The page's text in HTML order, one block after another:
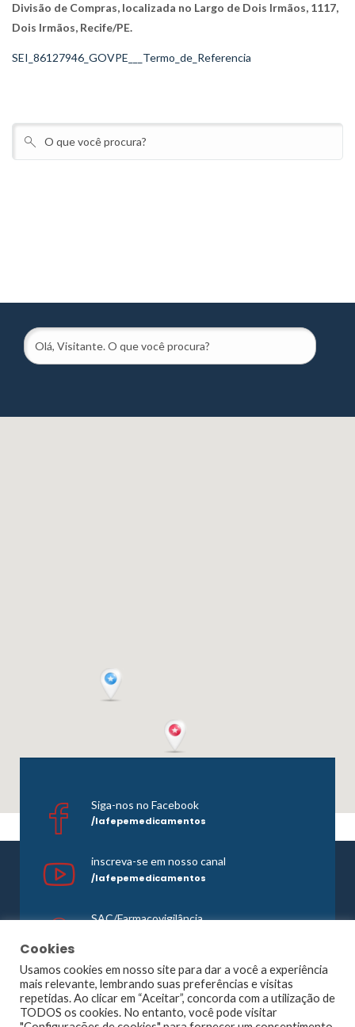
Divisão de Compras, localizada no Largo de Dois Irmãos, 1117,
Dois Irmãos, Recife/PE.
SEI_86127946_GOVPE___Termo_de_Referencia
Siga-nos no Facebook
/lafepemedicamentos
inscreva-se em nosso canal
/lafepemedicamentos
SAC/Farmacovigilância
©1965 - 2026 Todos os direitos reservados. Lafepe |
Wordpress Optimized byAgência Planner
Cookies
Usamos cookies em nosso site para dar a você a experiência
mais relevante, lembrando suas preferências e visitas
repetidas. Ao clicar em “Aceitar”, concorda com a utilização de
TODOS os cookies. No entanto, você pode visitar